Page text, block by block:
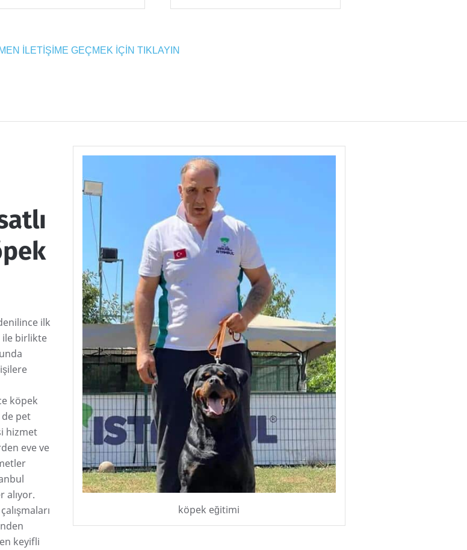
İLETİŞİME GEÇMEK İÇİN TIKLAYIN
ilk
ile birlikte
köpek
pet
hizmet
eve ve
alıyor.
keyifli
köpek eğitimi